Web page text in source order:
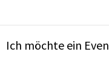
Ich möchte ein